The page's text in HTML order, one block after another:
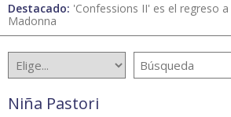
Destacado: 'Confessions II' es el regreso
Madonna
Niña Pastori